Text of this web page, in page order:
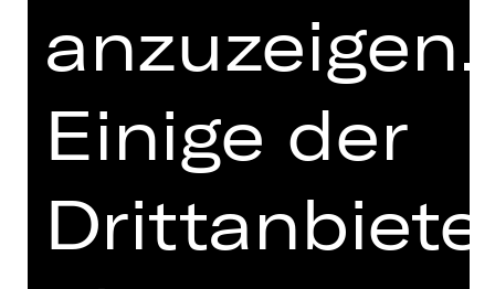
die Gesellschaft hat sie keine
Chance, denn diese hat sich schon
längst ihre Meinung über sie gebildet.
Ilaria Lanzinos Regie untersucht, wie
sich die Mechanismen
gesellschaftlicher Ausgrenzung
Klassenschranken des 19.
Jahrhunderts hin zu den
anzuzeigen.
Einige der